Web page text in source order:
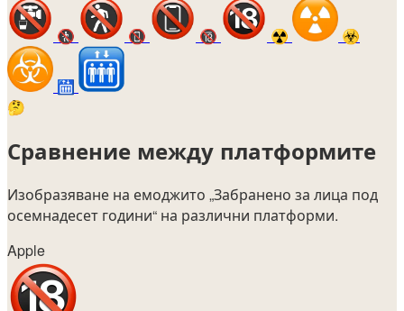
🚷 📵 🔞 ☢️ ☣️
🛗
🤔
Сравнение между платформите
Изобразяване на емоджито „Забранено за лица под
осемнадесет години“ на различни платформи.
Apple